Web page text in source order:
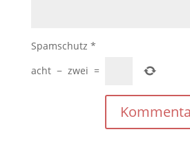
Spamschutz *
acht − zwei =